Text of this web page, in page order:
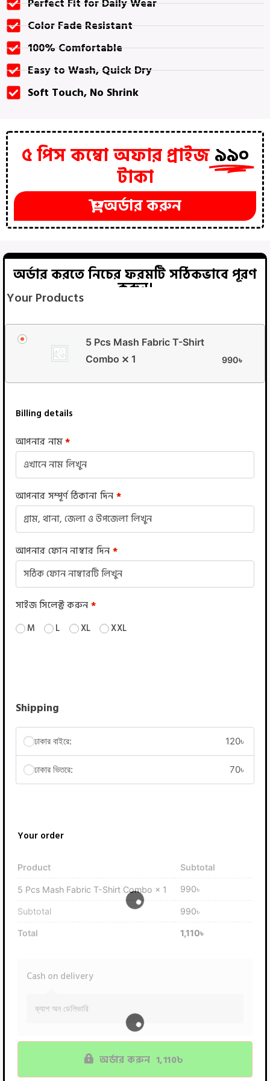
Color Fade Resistant
100% Comfortable
Easy to Wash, Quick Dry
Soft Touch, No Shrink
৫ পিস কম্বো অফার প্রাইজ৯৯০
টাকা
অর্ডার করুন
অর্ডার করতে নিচের ফরমটি সঠিকভাবে পূরণ
করুন।
Your Products
5 Pcs Mash Fabric T-Shirt
Combo
1 990৳
Billing details
আপনার নাম*
আপনার সম্পূর্ণ ঠিকানা দিন *
আপনার ফোন নাম্বার দিন *
সাইজ সিলেক্ট করুন *
M
L XL XXL
Shipping
ঢাকার বাইরে: 120৳
ঢাকার ভিতরে: 70৳
Your order
Product Subtotal
5 Pcs Mash Fabric T-Shirt Combo × 1 990৳
Subtotal 990৳
Total 1,110৳
Cash on delivery
ক্যাশ অন ডেলিভারি
অর্ডার করুন 1,110৳